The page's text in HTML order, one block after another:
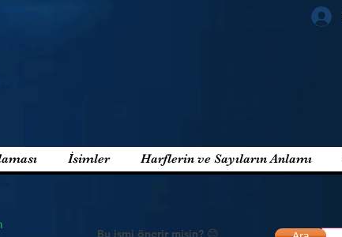
İsimler Harflerin ve Sayıların Anlamı
Bu ismi önerir misin? 😊